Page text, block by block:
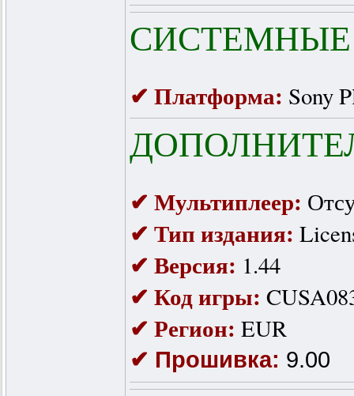
СИСТЕМНЫЕ
✔ Платформа: Sony
✔ Мультиплеер:
✔ Тип издания:
✔ Версия: 1.44
✔ Код игры:
✔ Регион: EUR
✔ Прошивка: 9.00